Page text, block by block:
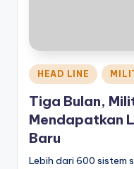
Posted
in
HEAD LINE
Tiga Bulan,
Mendapatkan
Baru
Lebih dari 600 sistem